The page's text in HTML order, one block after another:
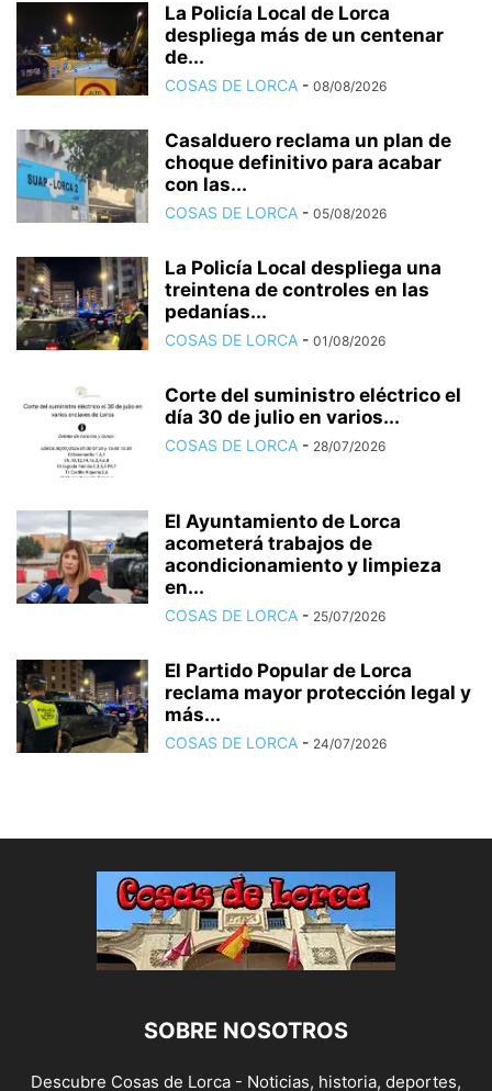
La Policía Local de Lorca
despliega más de un centenar
de...
COSAS DE LORCA - 08/08/2026
Casalduero reclama un plan de
choque definitivo para acabar
con las...
COSAS DE LORCA - 05/08/2026
La Policía Local despliega una
treintena de controles en las
pedanías...
COSAS DE LORCA - 01/08/2026
Corte del suministro eléctrico el
día 30 de julio en varios...
COSAS DE LORCA - 28/07/2026
El Ayuntamiento de Lorca
acometerá trabajos de
acondicionamiento y limpieza
en...
COSAS DE LORCA - 25/07/2026
El Partido Popular de Lorca
reclama mayor protección legal y
más...
COSAS DE LORCA - 24/07/2026
SOBRE NOSOTROS
Descubre Cosas de Lorca - Noticias, historia, deportes,